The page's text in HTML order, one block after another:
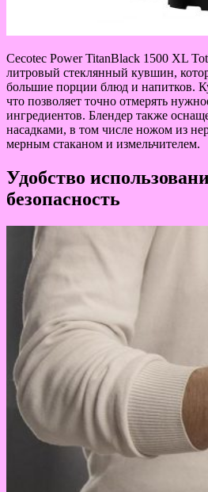
Cecotec Power TitanBlack 1500 XL
литровый стеклянный кувшин,
большие порции блюд и напитков.
что позволяет точно отмерять
ингредиентов. Блендер также
насадками, в том числе ножом из
мерным стаканом и измельчителем.
Удобство
безопасность